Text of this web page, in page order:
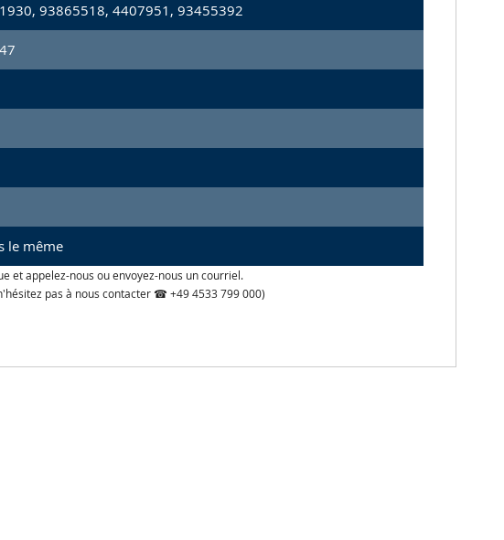
93865518, 4407951, 93455392
le même
et appelez-nous ou envoyez-nous un courriel.
pas à nous contacter ☎ +49 4533 799 000)